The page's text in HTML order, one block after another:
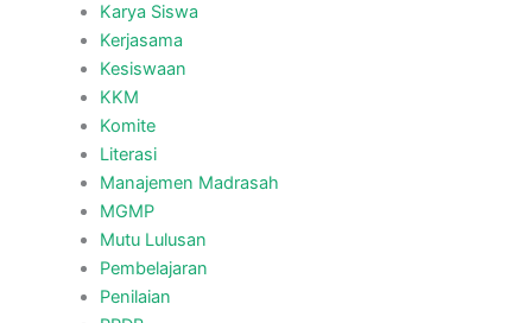
Karya Siswa
Kerjasama
Kesiswaan
KKM
Komite
Literasi
Manajemen Madrasah
MGMP
Mutu Lulusan
Pembelajaran
Penilaian